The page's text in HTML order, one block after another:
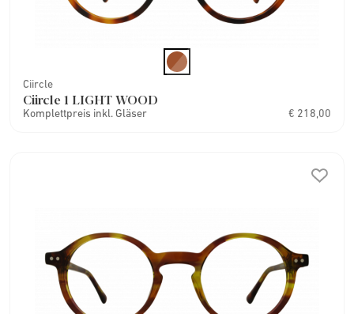
Ciircle
Ciircle 1 LIGHT WOOD
Komplettpreis inkl. Gläser € 218,00